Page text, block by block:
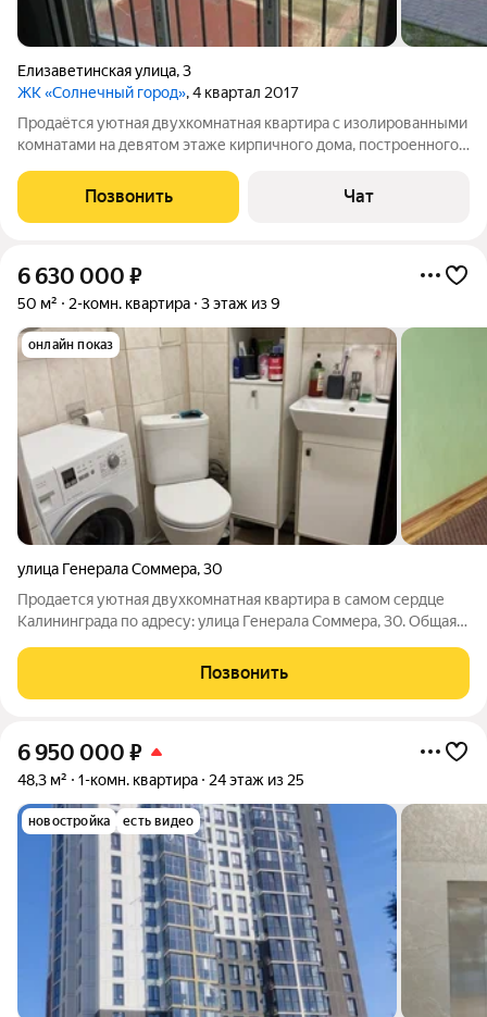
Елизаветинская улица,3
ЖК «Солнечный город», 4 квартал 2017
Продаётся уютная двухкомнатная квартира с изолированными
комнатами на девятом этаже кирпичного дома, построенного
на солнечную сторону, что обеспечивает хорошее
естественное освещение. В
Позвонить Чат
6 630 000 ₽
50 м² 2-комн. квартира 3 этаж из 9
онлайн показ
улица Генерала Соммера,30
Продается уютная двухкомнатная квартира в самом сердце
Калининграда по адресу: улица Генерала Соммера, 30. Общая
дома. Высота
Позвонить
6 950 000 ₽
48,3 м² 1-комн. квартира 24 этаж из 25
новостройка есть видео